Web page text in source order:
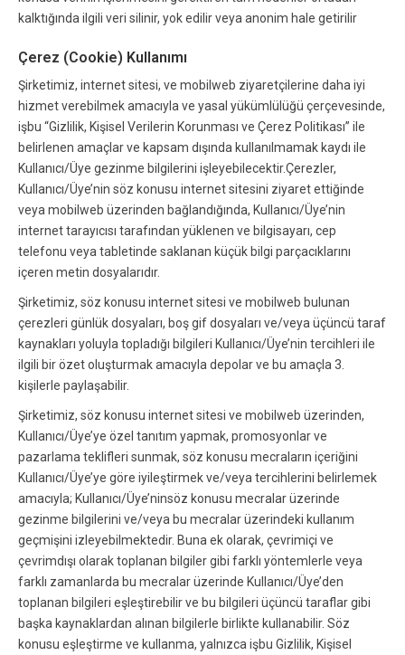
kalktığında ilgili veri silinir, yok edilir veya anonim hale getirilir
Çerez (Cookie) Kullanımı
Şirketimiz, internet sitesi, ve mobilweb ziyaretçilerine daha iyi
hizmet verebilmek amacıyla ve yasal yükümlülüğü çerçevesinde,
işbu “Gizlilik, Kişisel Verilerin Korunması ve Çerez Politikası” ile
belirlenen amaçlar ve kapsam dışında kullanılmamak kaydı ile
Kullanıcı/Üye gezinme bilgilerini işleyebilecektir.Çerezler,
Kullanıcı/Üye’nin söz konusu internet sitesini ziyaret ettiğinde
veya mobilweb üzerinden bağlandığında, Kullanıcı/Üye’nin
internet tarayıcısı tarafından yüklenen ve bilgisayarı, cep
telefonu veya tabletinde saklanan küçük bilgi parçacıklarını
içeren metin dosyalarıdır.
Şirketimiz, söz konusu internet sitesi ve mobilweb bulunan
çerezleri günlük dosyaları, boş gif dosyaları ve/veya üçüncü taraf
kaynakları yoluyla topladığı bilgileri Kullanıcı/Üye’nin tercihleri ile
ilgili bir özet oluşturmak amacıyla depolar ve bu amaçla 3.
kişilerle paylaşabilir.
Şirketimiz, söz konusu internet sitesi ve mobilweb üzerinden,
Kullanıcı/Üye’ye özel tanıtım yapmak, promosyonlar ve
pazarlama teklifleri sunmak, söz konusu mecraların içeriğini
Kullanıcı/Üye’ye göre iyileştirmek ve/veya tercihlerini belirlemek
amacıyla; Kullanıcı/Üye’ninsöz konusu mecralar üzerinde
gezinme bilgilerini ve/veya bu mecralar üzerindeki kullanım
geçmişini izleyebilmektedir. Buna ek olarak, çevrimiçi ve
çevrimdışı olarak toplanan bilgiler gibi farklı yöntemlerle veya
farklı zamanlarda bu mecralar üzerinde Kullanıcı/Üye’den
toplanan bilgileri eşleştirebilir ve bu bilgileri üçüncü taraflar gibi
başka kaynaklardan alınan bilgilerle birlikte kullanabilir. Söz
konusu eşleştirme ve kullanma, yalnızca işbu Gizlilik, Kişisel